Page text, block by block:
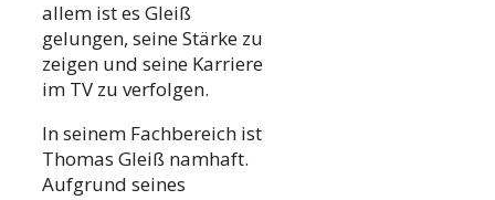
allem ist es Gleiß
gelungen, seine Stärke zu
zeigen und seine Karriere
im TV zu verfolgen.
In seinem Fachbereich ist
Thomas Gleiß namhaft.
Aufgrund seines